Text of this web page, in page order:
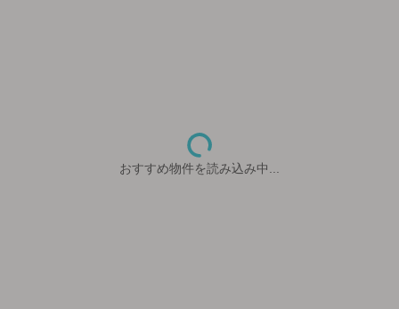
おすすめ物件を読み込み中...